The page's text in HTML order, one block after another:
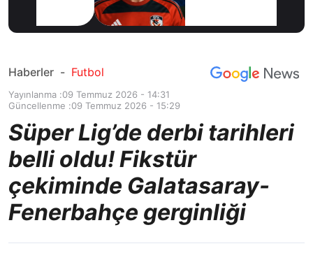
Haberler - Futbol
Yayınlanma :09 Temmuz 2026 - 14:31
Güncellenme :09 Temmuz 2026 - 15:29
Süper Lig’de derbi tarihleri
belli oldu! Fikstür
çekiminde Galatasaray-
Fenerbahçe gerginliği